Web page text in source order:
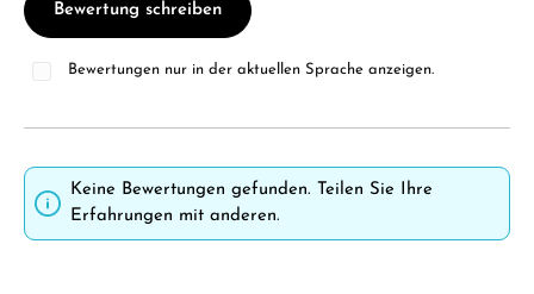
Bewertung schreiben
Bewertungen nur in der aktuellen Sprache anzeigen.
Keine Bewertungen gefunden. Teilen Sie Ihre
Erfahrungen mit anderen.